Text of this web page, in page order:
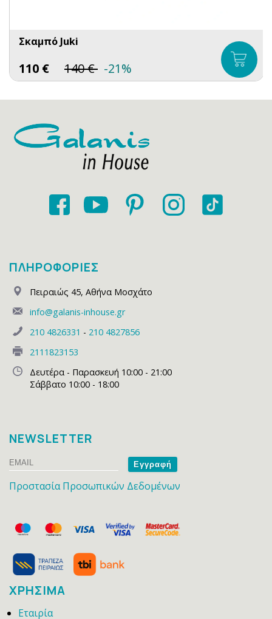
Σκαμπό Juki
110 € 140€ -21%
ΠΛΗΡΟΦΟΡΙΕΣ
Πειραιώς 45, Αθήνα Μοσχάτο
info@galanis-inhouse.gr
210 4826331 - 210 4827856
2111823153
Δευτέρα - Παρασκευή 10:00 - 21:00
Σάββατο 10:00 - 18:00
NEWSLETTER
Email
Name
Προστασία Προσωπικών Δεδομένων
ΧΡΗΣΙΜΑ
Εταιρία